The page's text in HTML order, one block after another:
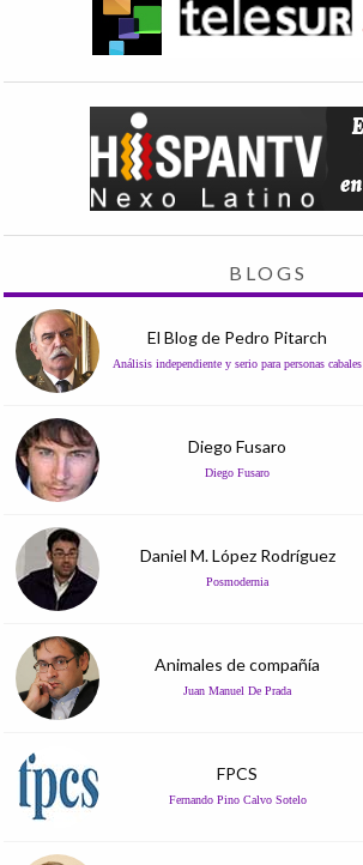
BLOGS
El Blog de Pedro Pitarch
Análisis independiente y serio para personas cabales
Diego Fusaro
Diego Fusaro
Daniel M. López Rodríguez
Posmodernia
Animales de compañía
Juan Manuel De Prada
FPCS
Fernando Pino Calvo Sotelo